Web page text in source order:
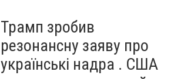
Трамп зробив
резонансну заяву про
українські надра . США